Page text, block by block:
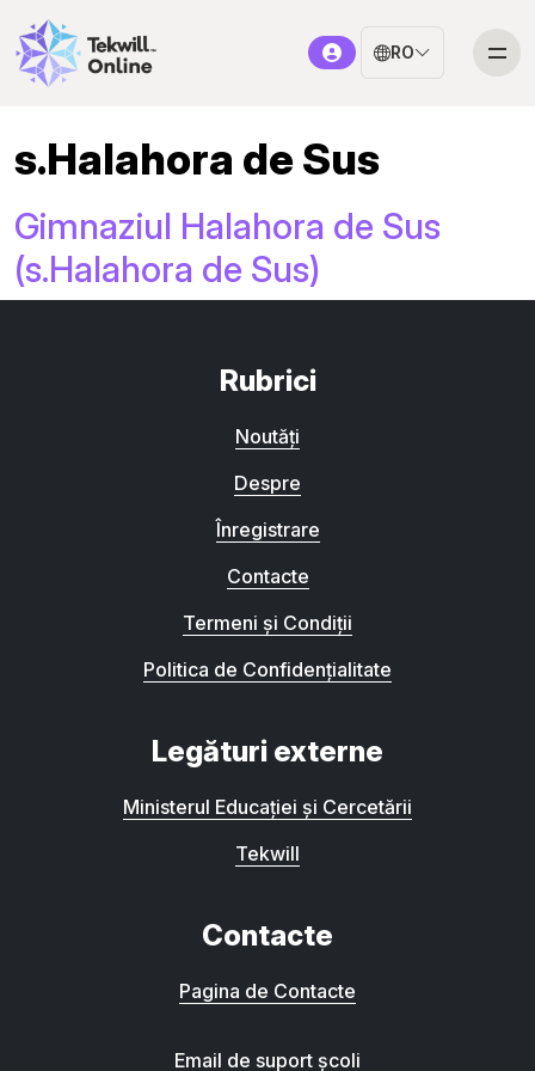
RO
s.Halahora de Sus
Gimnaziul Halahora de Sus
(s.Halahora de Sus)
Rubrici
Noutăți
Despre
Înregistrare
Contacte
Termeni și Condiții
Politica de Confidențialitate
Legături externe
Ministerul Educației și Cercetării
Tekwill
Contacte
Pagina de Contacte
Email de suport școli